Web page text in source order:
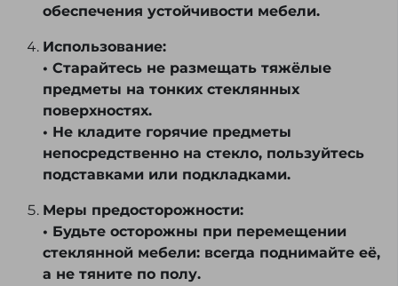
обеспечения устойчивости мебели.
Использование:
• Старайтесь не размещать тяжёлые
предметы на тонких стеклянных
поверхностях.
• Не кладите горячие предметы
непосредственно на стекло, пользуйтесь
подставками или подкладками.
Меры предосторожности:
• Будьте осторожны при перемещении
стеклянной мебели: всегда поднимайте её,
а не тяните по полу.